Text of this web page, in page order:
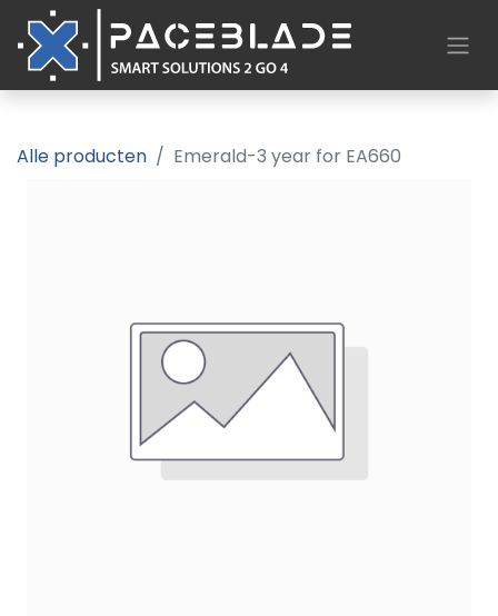
Alle producten Emerald-3 year for EA660